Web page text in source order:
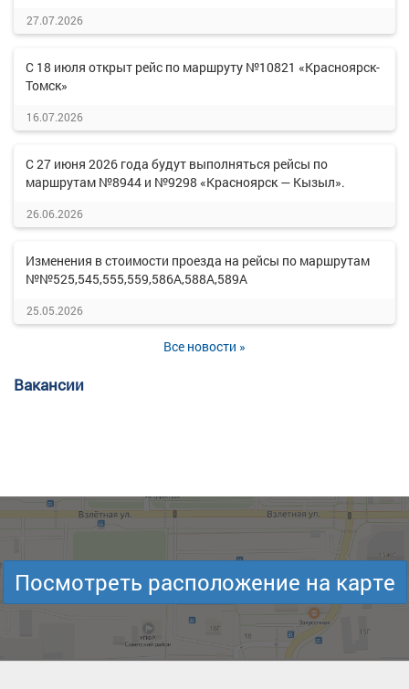
27.07.2026
С 18 июля открыт рейс по маршруту №10821 «Красноярск-
Томск»
16.07.2026
С 27 июня 2026 года будут выполняться рейсы по
маршрутам №8944 и №9298 «Красноярск — Кызыл».
26.06.2026
Изменения в стоимости проезда на рейсы по маршрутам
№№525,545,555,559,586А,588А,589А
25.05.2026
Все новости »
Вакансии
Посмотреть расположение на карте